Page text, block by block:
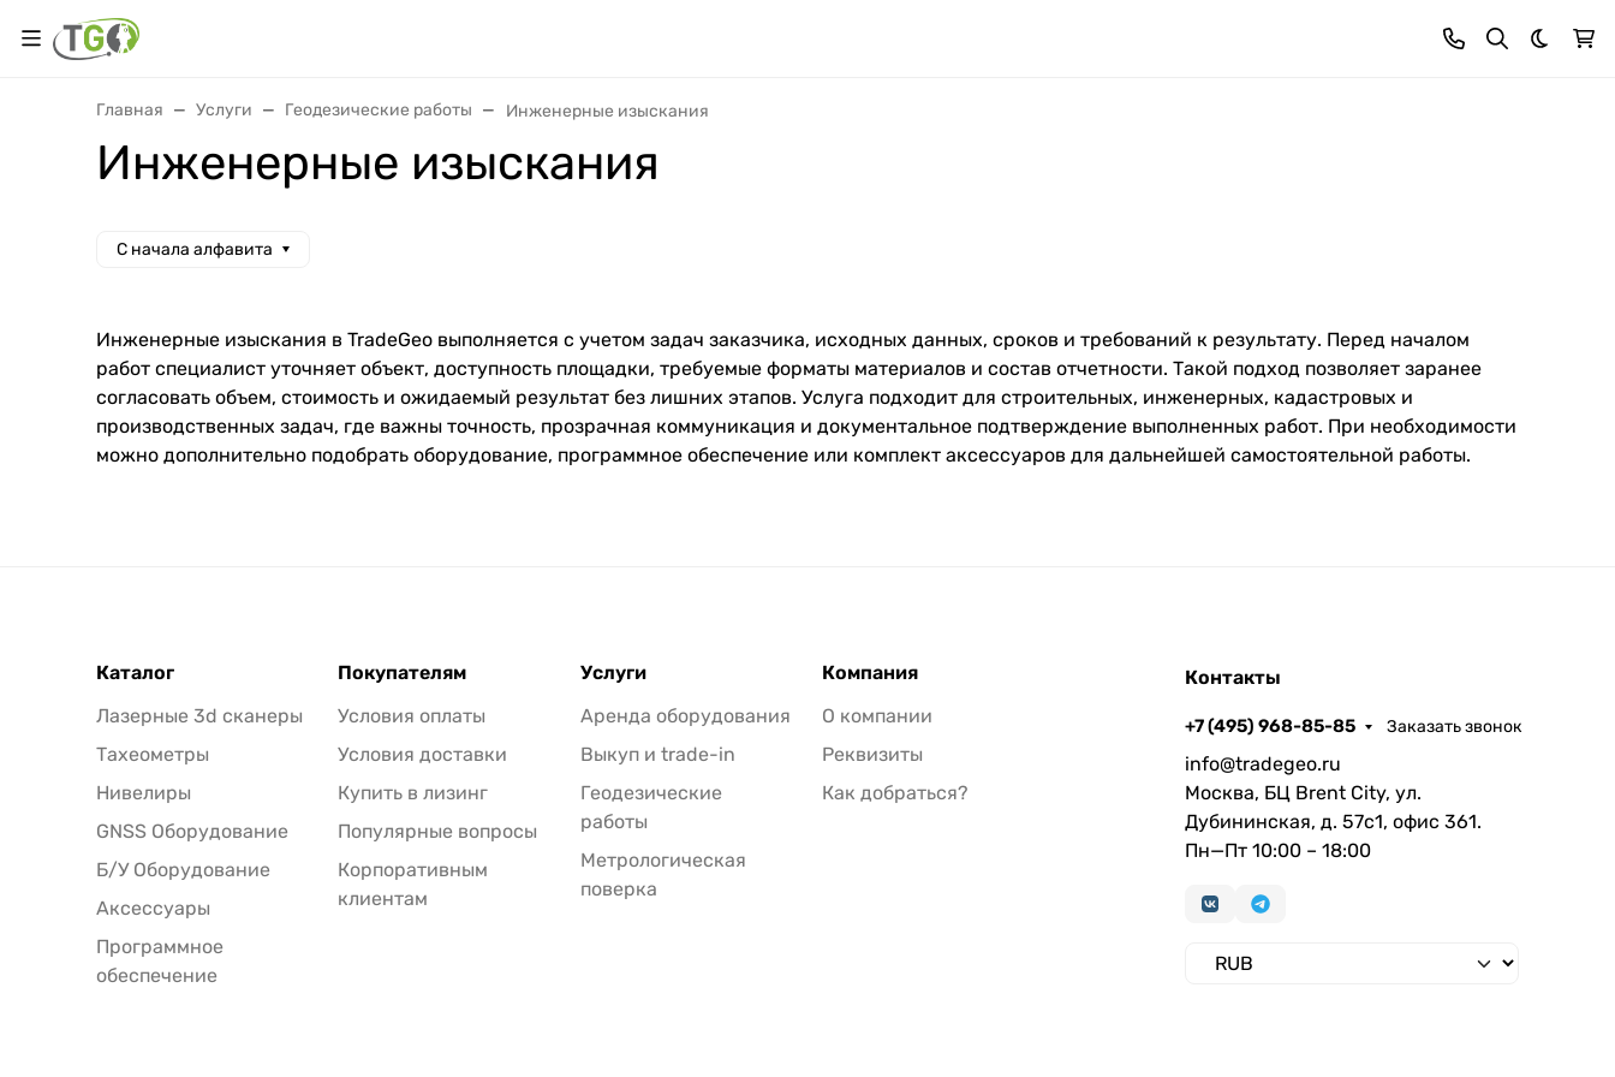
Темная
Главная Услуги Геодезические работы Инженерные изыскания
Инженерные изыскания
С начала алфавита
Инженерные изыскания в TradeGeo выполняется с учетом задач заказчика, исходных данных, сроков и требований к результату. Перед началом
работ специалист уточняет объект, доступность площадки, требуемые форматы материалов и состав отчетности. Такой подход позволяет заранее
согласовать объем, стоимость и ожидаемый результат без лишних этапов. Услуга подходит для строительных, инженерных, кадастровых и
производственных задач, где важны точность, прозрачная коммуникация и документальное подтверждение выполненных работ. При необходимости
можно дополнительно подобрать оборудование, программное обеспечение или комплект аксессуаров для дальнейшей самостоятельной работы.
Каталог
Лазерные 3d сканеры
Тахеометры
Нивелиры
GNSS Оборудование
Б/У Оборудование
Аксессуары
Программное
обеспечение
Покупателям
Условия оплаты
Условия доставки
Купить в лизинг
Популярные вопросы
Корпоративным
клиентам
Услуги
Аренда оборудования
Выкуп и trade-in
Геодезические
работы
Метрологическая
поверка
Компания
О компании
Реквизиты
Как добраться?
Контакты
+7 (495) 968-85-85 Заказать звонок
info@tradegeo.ru
Москва, БЦ Brent City, ул.
Дубининская, д. 57с1, офис 361.
Пн—Пт 10:00 – 18:00